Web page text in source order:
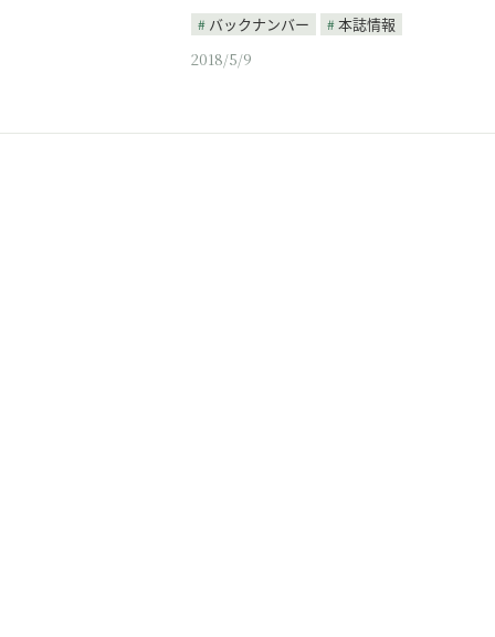
バックナンバー
本誌情報
2018/5/9